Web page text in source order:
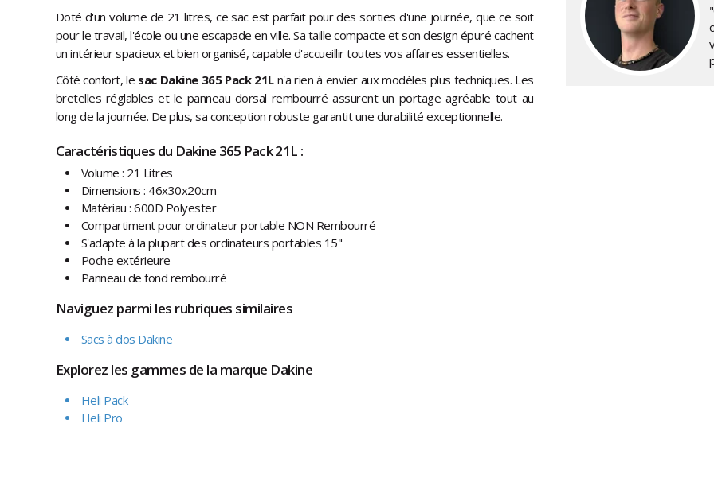
Doté d'un volume de 21 litres, ce sac est parfait pour des sorties d'une journée, que ce soit
pour le travail, l'école ou une escapade en ville. Sa taille compacte et son design épuré cachent
un intérieur spacieux et bien organisé, capable d'accueillir toutes vos affaires essentielles.
Côté confort, le sac Dakine 365 Pack 21Ln'a rien à envier aux modèles plus techniques. Les
bretelles réglables et le panneau dorsal rembourré assurent un portage agréable tout au
long de la journée. De plus, sa conception robuste garantit une durabilité exceptionnelle.
Caractéristiques du Dakine 365 Pack 21L :
Volume : 21 Litres
Dimensions : 46x30x20cm
Matériau : 600D Polyester
Compartiment pour ordinateur portable NON Rembourré
S'adapte à la plupart des ordinateurs portables 15"
Poche extérieure
Panneau de fond rembourré​​​​​​​
Naviguez parmi les rubriques similaires
Sacs à dos Dakine
Explorez les gammes de la marque Dakine
Heli Pack
Heli Pro